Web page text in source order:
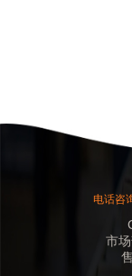
电话咨
市